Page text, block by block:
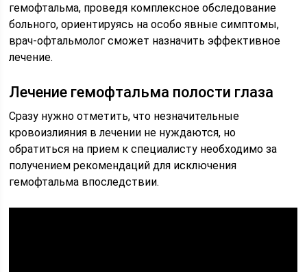
гемофтальма, проведя комплексное обследование
больного, ориентируясь на особо явные симптомы,
врач-офтальмолог сможет назначить эффективное
лечение.
Лечение гемофтальма полости глаза
Сразу нужно отметить, что незначительные
кровоизлияния в лечении не нуждаются, но
обратиться на прием к специалисту необходимо за
получением рекомендаций для исключения
гемофтальма впоследствии.